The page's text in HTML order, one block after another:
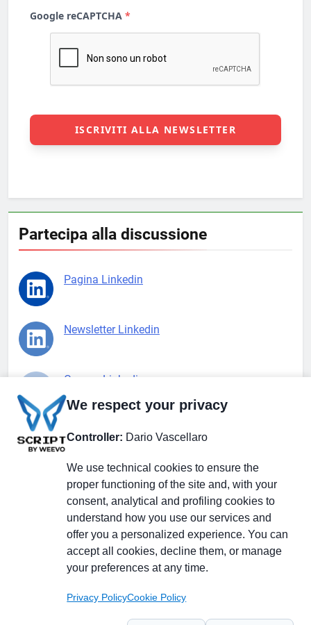
Partecipa alla discussione
Pagina Linkedin
Newsletter Linkedin
Gruppo Linkedin
Pagina Facebook
X.com
Il Giornale delle PMI.
Testata giornalistica
registrata al Tribunale di
Milano n. 353 del 19
novembre 2013 Powered By
Disclaimer Privacy PolicyCookie
We respect your privacy
Controller: Dario Vascellaro
We use technical cookies to ensure the
proper functioning of the site and, with your
consent, analytical and profiling cookies to
understand how you use our services and
offer you a personalized experience. You can
accept all cookies, decline them, or manage
your preferences at any time.
Privacy PolicyCookie Policy